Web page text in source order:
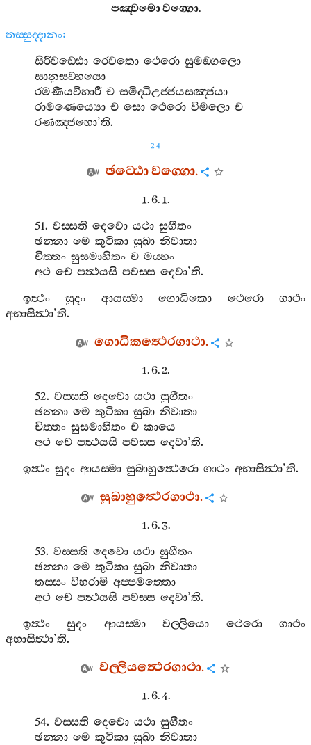
පඤ‍්චමොවග‍්ගො.
තස‍්සුද‍්දානං:
සිරිවඩ‍්ඪො රෙවතො ථෙරො සුමඞ‍්ගලො
සානුසව‍්හයො
රමණීයවිහාරී ච සමිද‍්ධිඋජ‍්ජයසඤ‍්ජයා
රාමණෙය්‍යො ච සො ථෙරො විමලො ච
රණඤ‍්ජහො’ති.
24
ඡට‍්ඨොවග‍්ගො.
1. 6. 1.
51.වස‍්සති දෙවො යථා සුගීතං
ඡන‍්නා මෙ කුටිකා සුඛා නිවාතා
චිත‍්තං සුසමාහිතං ච මය‍්හං
අථ චෙ පත්‍ථයසි පවස‍්ස දෙවා’ති.
ඉත්‍ථං
සුදං ආයස‍්මා ගොධිකො ථෙරො
ගාථං
අභාසිත්‍ථා’ති.
ගොධිකත්‍ථෙරගාථා.
1. 6. 2.
52.වස‍්සති දෙවො යථා සුගීතං
ඡන‍්නා මෙ කුටිකා සුඛා නිවාතා
චිත‍්තං සුසමාහිතං ච කායෙ
අථ චෙ පත්‍ථයසි පවස‍්ස දෙවා’ති.
ඉත්‍ථං සුදං ආයස‍්මා සුබාහුත්‍ථෙරො ගාථං අභාසිත්‍ථා’ති.
සුබාහුත්‍ථෙරගාථා.
1. 6. 3.
53.වස‍්සති දෙවො යථා සුගීතං
ඡන‍්නා මෙ කුටිකා සුඛා නිවාතා
තස‍්සං විහරාමි අප‍්පමත‍්තො
අථ චෙ පත්‍ථයසි පවස‍්ස දෙවා’ති.
ඉත්‍ථං
සුදං ආයස‍්මා වල‍්ලියො ථෙරො
ගාථං
අභාසිත්‍ථා’ති.
වල‍්ලියත්‍ථෙරගාථා.
1. 6. 4.
54.වස‍්සති දෙවො යථා සුගීතං
ඡන‍්නා මෙ කුටිකා සුඛා නිවාතා